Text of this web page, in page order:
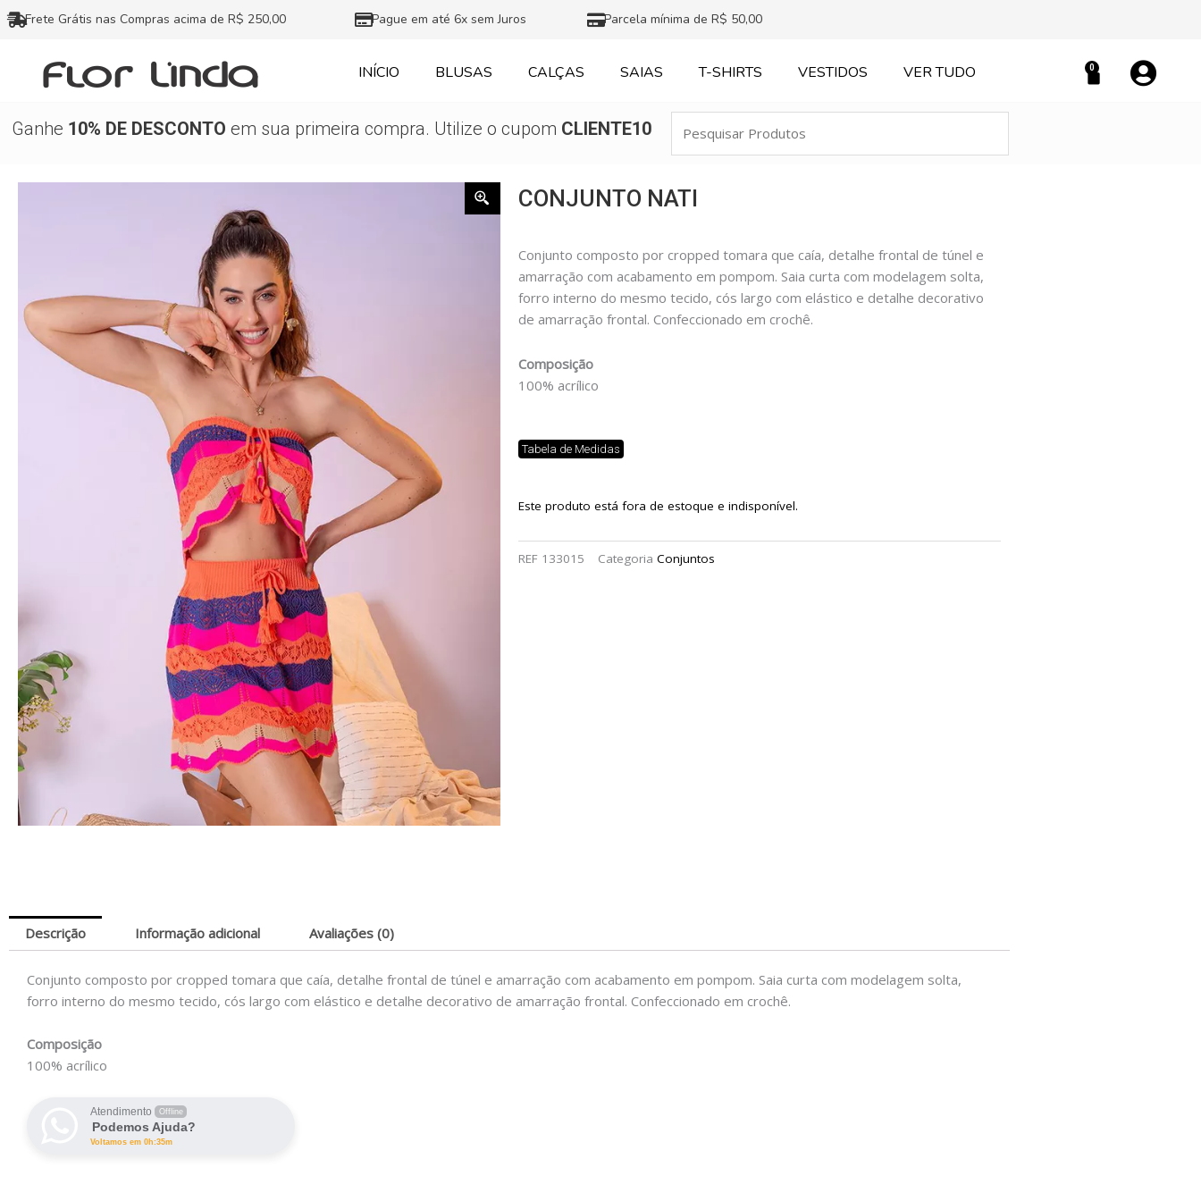
Ir
para
conteúdo
Frete Grátis nas Compras acima de R$ 250,00 Pague em até 6x sem Juros Parcela mínima de R$ 50,00
INÍCIO BLUSAS CALÇAS SAIAS T-SHIRTS VESTIDOS VER TUDO 0
Carrinho
Ganhe 10% DE DESCONTO em sua primeira compra. Utilize o cupom CLIENTE10
Produtos
CONJUNTO NATI
Conjunto composto por cropped tomara que caía, detalhe frontal de túnel e
amarração com acabamento em pompom. Saia curta com modelagem solta,
forro interno do mesmo tecido, cós largo com elástico e detalhe decorativo
de amarração frontal. Confeccionado em crochê.
Composição
100% acrílico
Tabela de Medidas
Este produto está fora de estoque e indisponível.
REF 133015 Categoria Conjuntos
Descrição Informação adicional Avaliações (0)
Conjunto composto por cropped tomara que caía, detalhe frontal de túnel e amarração com acabamento em pompom. Saia curta com modelagem solta,
forro interno do mesmo tecido, cós largo com elástico e detalhe decorativo de amarração frontal. Confeccionado em crochê.
Composição
100% acrílico
Atendimento Offline
Podemos Ajuda?
Voltamos em 0h:35m